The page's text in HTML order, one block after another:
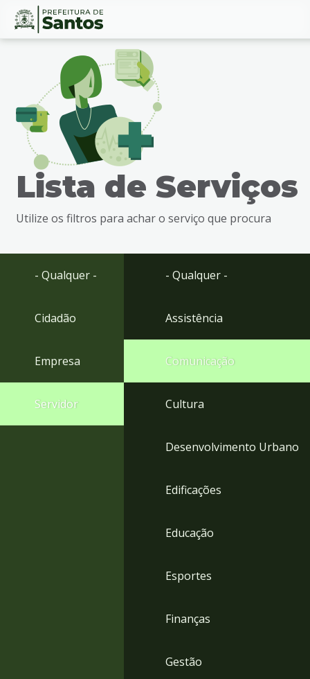
Ir
busca
Ir
Conteúdo
Lista de Serviços
Utilize os filtros para achar o serviço que procura
- Qualquer -
Cidadão
Empresa
Servidor
- Qualquer -
Assistência
Comunicação
Cultura
Desenvolvimento Urbano
Edificações
Educação
Esportes
Finanças
Gestão